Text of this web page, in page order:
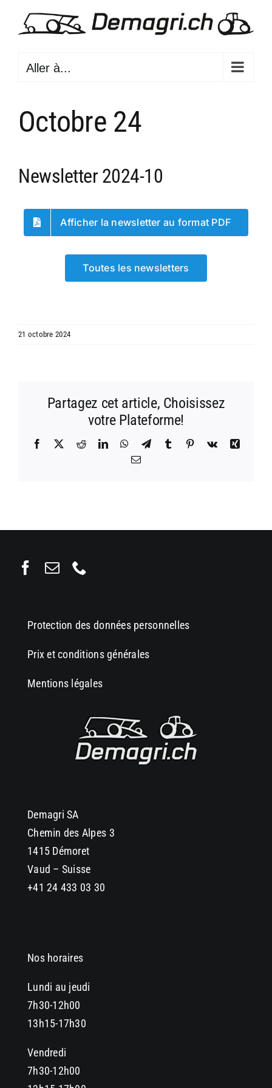
Aller à...
Octobre 24
Newsletter 2024-10
Afficher la newsletter au format PDF
Toutes les newsletters
21 octobre 2024
Partagez cet article, Choisissez
votre Plateforme!
Facebook RedditLinkedInWhatsApp
TelegramTumblr Pinterest
Vk
Xing
Email
Protection des données personnelles
Prix et conditions générales
Mentions légales
Demagri SA
Chemin des Alpes 3
1415 Démoret
Vaud – Suisse
+41 24 433 03 30
Nos horaires
Lundi au jeudi
7h30-12h00
13h15-17h30
Vendredi
7h30-12h00